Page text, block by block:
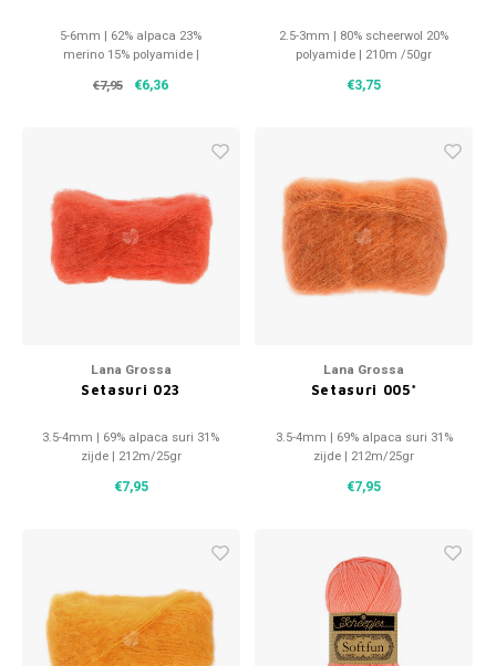
5-6mm | 62% alpaca 23%
merino 15% polyamide |
€7,95 €6,36
2.5-3mm | 80% scheerwol 20%
polyamide | 210m /50gr
€3,75
Lana Grossa
Setasuri 023
3.5-4mm | 69% alpaca suri 31%
zijde | 212m/25gr
€7,95
Lana Grossa
Setasuri 005*
3.5-4mm | 69% alpaca suri 31%
zijde | 212m/25gr
€7,95